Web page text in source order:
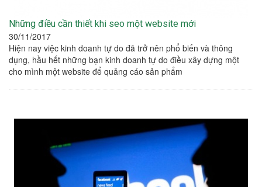
Những điều cần thiết khi seo một website mới
30/11/2017
Hiện nay việc kinh doanh tự do đã trở nên phổ biến và thông
dụng, hầu hết những bạn kinh doanh tự do điều xây dựng một
cho mình một website để quảng cáo sản phẩm